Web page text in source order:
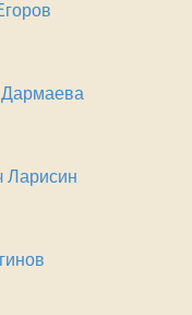
Дармаева
Ларисин